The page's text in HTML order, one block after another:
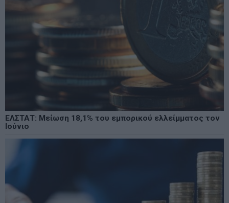
ΕΛΣΤΑΤ: Μείωση 18,1% του εμπορικού ελλείμματος τον
Ιούνιο